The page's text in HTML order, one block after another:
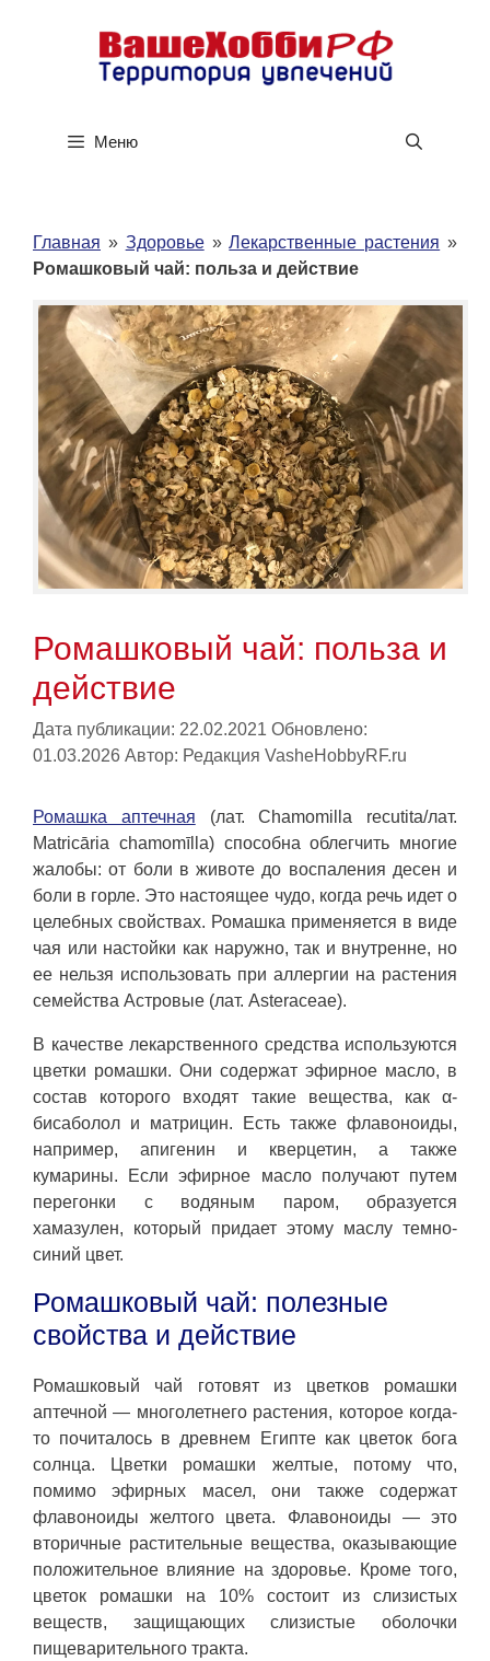
содержимому
Меню
Главная » Здоровье»Лекарственные растения »
Ромашковый чай: польза и действие
Ромашковый чай: польза и
действие
Дата публикации: 22.02.2021 Обновлено:
01.03.2026 Автор: Редакция VasheHobbyRF.ru
Ромашка аптечная (лат. Chamomilla recutita/лат.
Matricāria chamomīlla) способна облегчить многие
жалобы: от боли в животе до воспаления десен и
боли в горле. Это настоящее чудо, когда речь идет о
целебных свойствах. Ромашка применяется в виде
чая или настойки как наружно, так и внутренне, но
ее нельзя использовать при аллергии на растения
семейства Астровые (лат. Asteraceae).
В качестве лекарственного средства используются
цветки ромашки. Они содержат эфирное масло, в
состав которого входят такие вещества, как α-
бисаболол и матрицин. Есть также флавоноиды,
например, апигенин и кверцетин, а также
кумарины. Если эфирное масло получают путем
перегонки с водяным паром, образуется
хамазулен, который придает этому маслу темно-
синий цвет.
Ромашковый чай: полезные
свойства и действие
Ромашковый чай готовят из цветков ромашки
аптечной — многолетнего растения, которое когда-
то почиталось в древнем Египте как цветок бога
солнца. Цветки ромашки желтые, потому что,
помимо эфирных масел, они также содержат
флавоноиды желтого цвета. Флавоноиды — это
вторичные растительные вещества, оказывающие
положительное влияние на здоровье. Кроме того,
цветок ромашки на 10% состоит из слизистых
веществ, защищающих слизистые оболочки
пищеварительного тракта.